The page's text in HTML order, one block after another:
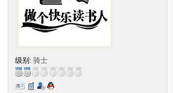
级别:骑士